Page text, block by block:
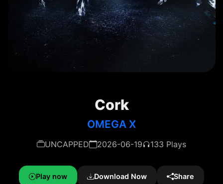
Cork
OMEGA X
UNCAPPED 2026-06-19 133 Plays
Play now Download Now Share